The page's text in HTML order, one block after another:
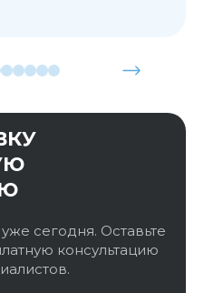
сегодня. Оставьте
консультацию